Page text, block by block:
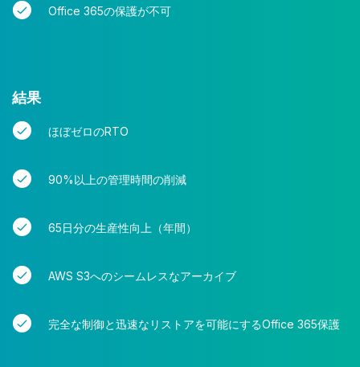
Office 365の保護が不可
結果
ほぼゼロのRTO
90%以上の管理時間の削減
65日分の生産性向上（年間）
AWS S3へのシームレスなアーカイブ
完全な制御と迅速なリストアを可能にするOffice 365保護